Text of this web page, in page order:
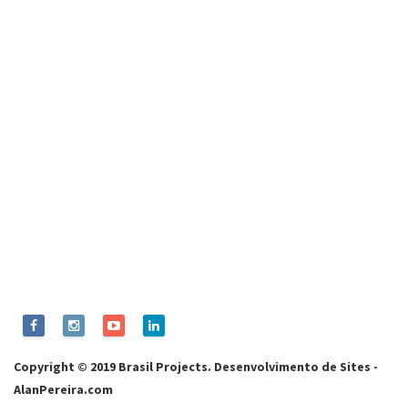
Copyright © 2019 Brasil Projects. Desenvolvimento de Sites -
AlanPereira.com